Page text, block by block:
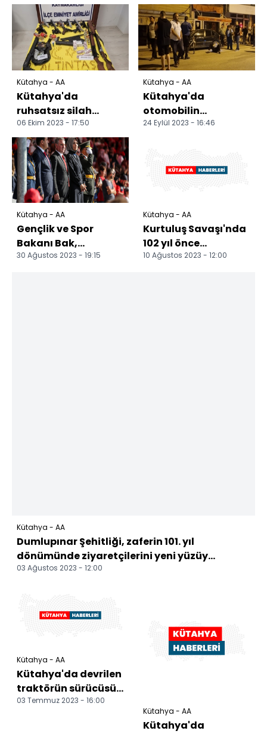
ödüllendirdi
otomobildeki 2 kişi
öldü
Kütahya - AA
Kütahya'da
ruhsatsız silah
operasyonunda 12
şüpheli yakalandı
06 Ekim 2023 - 17:50
Kütahya - AA
Kütahya'da
otomobilin
çarpıştığı bisikletin
24 Eylül 2023 - 16:46
Kütahya - AA
Gençlik ve Spor
Bakanı Bak,
Kütahya'daki 30
30 Ağustos 2023 - 19:15
Kütahya - AA
Kurtuluş Savaşı'nda
102 yıl önce
Kütahyalı köylünün
10 Ağustos 2023 - 12:00
Kütahya - AA
Dumlupınar Şehitliği, zaferin 101. yıl
dönümünde ziyaretçilerini yeni yüzüy...
03 Ağustos 2023 - 12:00
Kütahya - AA
Kütahya'da devrilen
traktörün sürücüsü
öldü
03 Temmuz 2023 - 16:00
Kütahya - AA
Kütahya'da